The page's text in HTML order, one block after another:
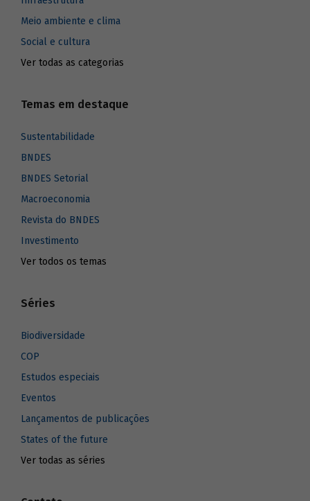
Meio ambiente e clima
Social e cultura
Ver todas as categorias
Temas em destaque
Sustentabilidade
BNDES
BNDES Setorial
Macroeconomia
Revista do BNDES
Investimento
Ver todos os temas
Séries
Biodiversidade
COP
Estudos especiais
Eventos
Lançamentos de publicações
States of the future
Ver todas as séries